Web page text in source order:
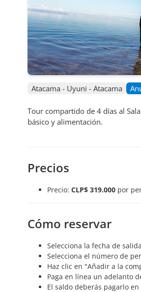
Atacama - Uyuni - Atacama
Tour compartido de 4 días al
básico y alimentación.
Precios
Precio: CLP$ 319.000 por
Cómo reservar
Selecciona la fecha de
Selecciona el número de
Haz clic en "Añadir a la
Paga en línea un adelanto
El saldo deberás pagarlo